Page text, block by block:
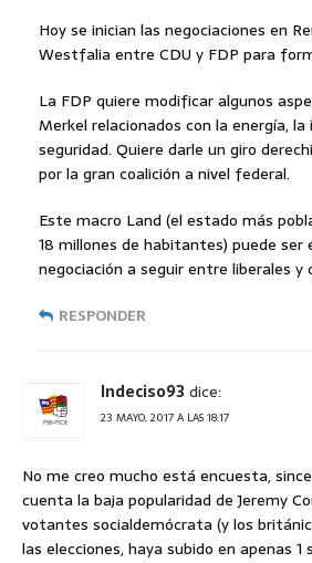
Hoy se inician las negociaciones en
Westfalia entre CDU y FDP para
La FDP quiere modificar algunos
Merkel relacionados con la energía, la
seguridad. Quiere darle un giro
por la gran coalición a nivel federal.
Este macro Land (el estado más
18 millones de habitantes) puede ser
negociación a seguir entre liberales y
RESPONDER
Indeciso93 dice:
23 MAYO, 2017 A LAS 18:17
No me creo mucho está encuesta,
cuenta la baja popularidad de Jeremy
votantes socialdemócrata (y los
las elecciones, haya subido en apenas